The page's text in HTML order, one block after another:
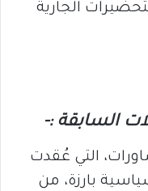
الجارية
السابقة :-
التي عُقدت
بارزة، من